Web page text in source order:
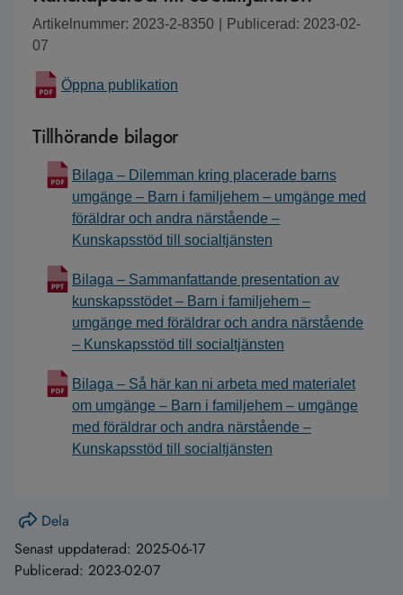
Artikelnummer: 2023-2-8350
Publicerad: 2023-02-
07
Öppna publikation
Tillhörande bilagor
Bilaga – Dilemman kring placerade barns
umgänge – Barn i familjehem – umgänge med
föräldrar och andra närstående –
Kunskapsstöd till socialtjänsten
Bilaga – Sammanfattande presentation av
kunskapsstödet – Barn i familjehem –
umgänge med föräldrar och andra närstående
– Kunskapsstöd till socialtjänsten
Bilaga – Så här kan ni arbeta med materialet
om umgänge – Barn i familjehem – umgänge
med föräldrar och andra närstående –
Kunskapsstöd till socialtjänsten
Dela
Senast uppdaterad: 2025-06-17
Publicerad: 2023-02-07